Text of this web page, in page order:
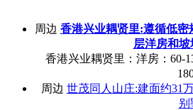
周边 香港兴业耦贤里:遵循低密
层洋房和
香港兴业耦贤里：洋房：60-
周边 世茂同人山庄:建面约31
别